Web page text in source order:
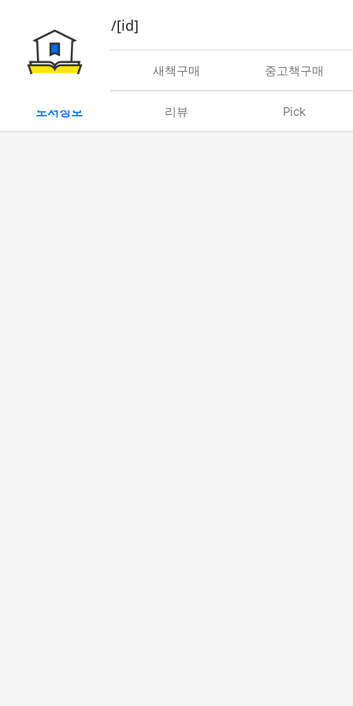
book/rent/[id]
대여 새책구매 중고책구매
도서정보 리뷰 Pick